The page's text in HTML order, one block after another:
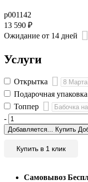
р001142
13 590 ₽
Ожидание от 14 дней
Услуги
Открытка
Подарочная упаковка
Топпер
-
Добавляется... Купить
Купить в 1 клик
Самовывоз